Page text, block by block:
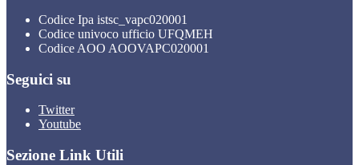
Codice Ipa istsc_vapc020001
Codice univoco ufficio UFQMEH
Codice AOO AOOVAPC020001
Seguici su
Twitter
Youtube
Sezione Link Utili